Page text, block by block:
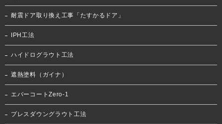
耐震ドア取り換え工事「たすかるドア」
IPH工法
ハイドログラウト工法
遮熱塗料（ガイナ）
エバーコートZero-1
プレスダウングラウト工法